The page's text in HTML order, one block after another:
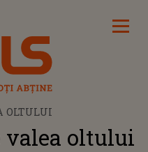
OLTULUI
valea oltului